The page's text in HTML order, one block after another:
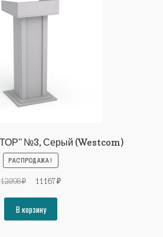
№3, Серый (Westcom)
РАСПРОДАЖА!
12098₽
Первоначальная
составляла
12098₽.
11167₽Текущая
В корзину